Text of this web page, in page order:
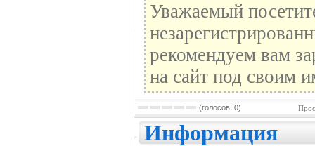
Уважаемый
рекомендуем вам
на сайт под своим
(голосов: 0)
Информация